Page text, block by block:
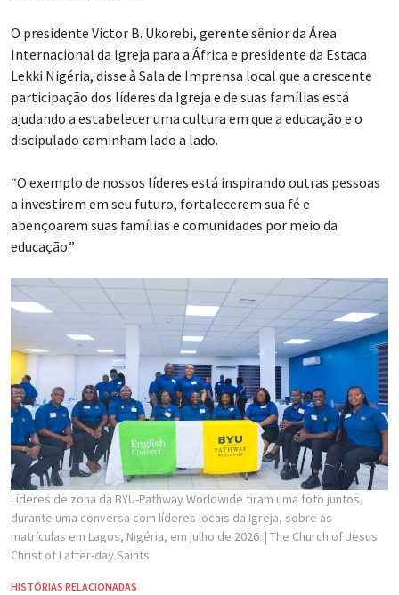
O presidente Victor B. Ukorebi, gerente sênior da Área
Internacional da Igreja para a África e presidente da Estaca
Lekki Nigéria, disse à Sala de Imprensa local que a crescente
participação dos líderes da Igreja e de suas famílias está
ajudando a estabelecer uma cultura em que a educação e o
discipulado caminham lado a lado.
“O exemplo de nossos líderes está inspirando outras pessoas
a investirem em seu futuro, fortalecerem sua fé e
abençoarem suas famílias e comunidades por meio da
educação.”
Líderes de zona da BYU-Pathway Worldwide tiram uma foto juntos,
durante uma conversa com líderes locais da Igreja, sobre as
matrículas em Lagos, Nigéria, em julho de 2026. | The Church of Jesus
Christ of Latter-day Saints
HISTÓRIAS RELACIONADAS